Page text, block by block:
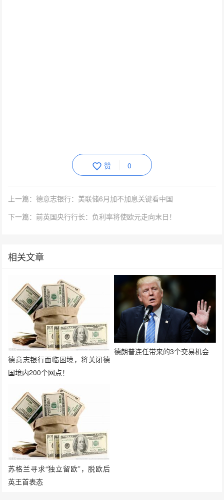
赞 0
上一篇：德意志银行：美联储6月加不加息关键看中国
下一篇：前英国央行行长：负利率将使欧元走向末日！
相关文章
德意志银行面临困境，将关闭德
国境内200个网点！
德朗普连任带来的3个交易机会
苏格兰寻求“独立留欧”，脱欧后
英王首表态